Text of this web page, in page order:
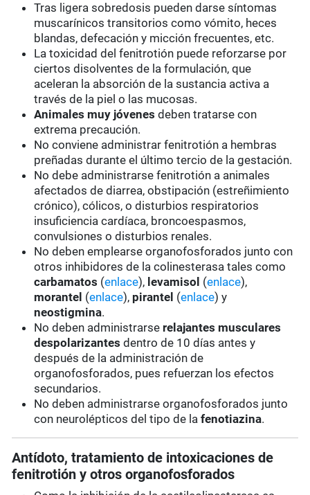
Tras ligera sobredosis pueden darse síntomas
muscarínicos transitorios como vómito, heces
blandas, defecación y micción frecuentes, etc.
La toxicidad del fenitrotión puede reforzarse por
ciertos disolventes de la formulación, que
aceleran la absorción de la sustancia activa a
través de la piel o las mucosas.
Animales muy jóvenes deben tratarse con
extrema precaución.
No conviene administrar fenitrotión a hembras
preñadas durante el último tercio de la gestación.
No debe administrarse fenitrotión a animales
afectados de diarrea, obstipación (estreñimiento
crónico), cólicos, o disturbios respiratorios
insuficiencia cardíaca, broncoespasmos,
convulsiones o disturbios renales.
No deben emplearse organofosforados junto con
otros inhibidores de la colinesterasa tales como
carbamatos (enlace), levamisol (enlace),
morantel (enlace), pirantel (enlace) y
neostigmina.
No deben administrarse relajantes musculares
despolarizantes dentro de 10 días antes y
después de la administración de
organofosforados, pues refuerzan los efectos
secundarios.
No deben administrarse organofosforados junto
con neurolépticos del tipo de lafenotiazina.
Antídoto, tratamiento de intoxicaciones de
fenitrotión y otros organofosforados